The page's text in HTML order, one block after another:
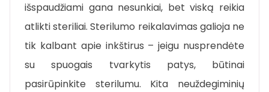
išspaudžiami gana nesunkiai, bet viską reikia
atlikti steriliai. Sterilumo reikalavimas galioja ne
tik kalbant apie inkštirus – jeigu nusprendėte
su spuogais tvarkytis patys, būtinai
pasirūpinkite sterilumu. Kita neuždegiminių